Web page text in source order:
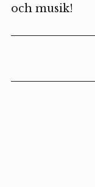
och musik!